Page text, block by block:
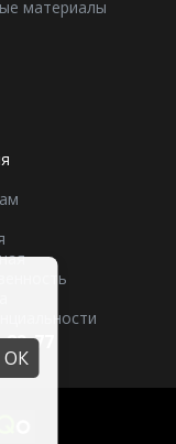
материалы
77
ОК